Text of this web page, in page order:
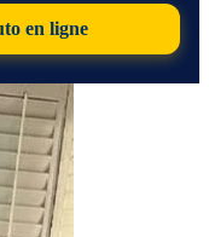
en ligne